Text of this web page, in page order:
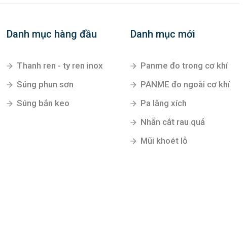
Danh mục hàng đầu
Thanh ren - ty ren inox
Súng phun sơn
Súng bắn keo
Danh mục mới
Panme đo trong cơ khí
PANME đo ngoài cơ khí
Pa lăng xích
Nhẵn cắt rau quả
Mũi khoét lỗ